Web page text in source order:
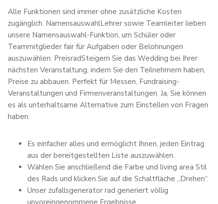
Alle Funktionen sind immer ohne zusätzliche Kosten
zugänglich. NamensauswahlLehrer sowie Teamleiter lieben
unsere Namensauswahl-Funktion, um Schüler oder
Teammitglieder fair für Aufgaben oder Belohnungen
auszuwählen. PreisradSteigern Sie das Wedding bei Ihrer
nächsten Veranstaltung, indem Sie den Teilnehmern haben,
Preise zu abbauen. Perfekt für Messen, Fundraising-
Veranstaltungen und Firmenveranstaltungen. Ja, Sie können
es als unterhaltsame Alternative zum Einstellen von Fragen
haben.
Es einfacher alles und ermöglicht Ihnen, jeden Eintrag
aus der bereitgestellten Liste auszuwählen.
Wählen Sie anschließend die Farbe und living area Stil
des Rads und klicken Sie auf die Schaltfläche „Drehen“.
Unser zufallsgenerator rad generiert völlig
unvoreingenommene Ergebnisse.